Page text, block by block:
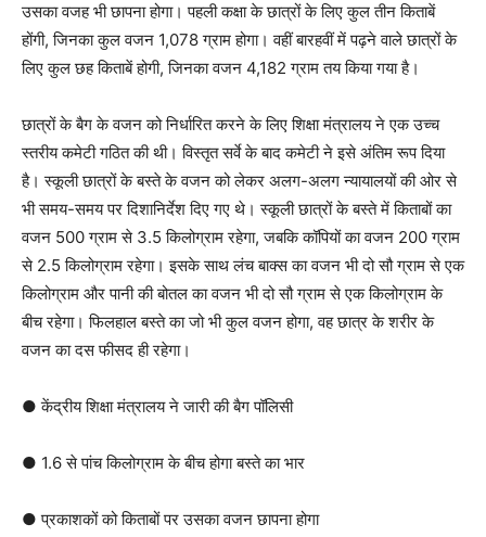
उसका वजह भी छापना होगा। पहली कक्षा के छात्रों के लिए कुल तीन किताबें
होंगी, जिनका कुल वजन 1,078 ग्राम होगा। वहीं बारहवीं में पढ़ने वाले छात्रों के
लिए कुल छह किताबें होगी, जिनका वजन 4,182 ग्राम तय किया गया है।
छात्रों के बैग के वजन को निर्धारित करने के लिए शिक्षा मंत्रालय ने एक उच्च
स्तरीय कमेटी गठित की थी। विस्तृत सर्वे के बाद कमेटी ने इसे अंतिम रूप दिया
है। स्कूली छात्रों के बस्ते के वजन को लेकर अलग-अलग न्यायालयों की ओर से
भी समय-समय पर दिशानिर्देश दिए गए थे। स्कूली छात्रों के बस्ते में किताबों का
वजन 500 ग्राम से 3.5 किलोग्राम रहेगा, जबकि कॉपियों का वजन 200 ग्राम
से 2.5 किलोग्राम रहेगा। इसके साथ लंच बाक्स का वजन भी दो सौ ग्राम से एक
किलोग्राम और पानी की बोतल का वजन भी दो सौ ग्राम से एक किलोग्राम के
बीच रहेगा। फिलहाल बस्ते का जो भी कुल वजन होगा, वह छात्र के शरीर के
वजन का दस फीसद ही रहेगा।
● केंद्रीय शिक्षा मंत्रालय ने जारी की बैग पॉलिसी
● 1.6 से पांच किलोग्राम के बीच होगा बस्ते का भार
● प्रकाशकों को किताबों पर उसका वजन छापना होगा